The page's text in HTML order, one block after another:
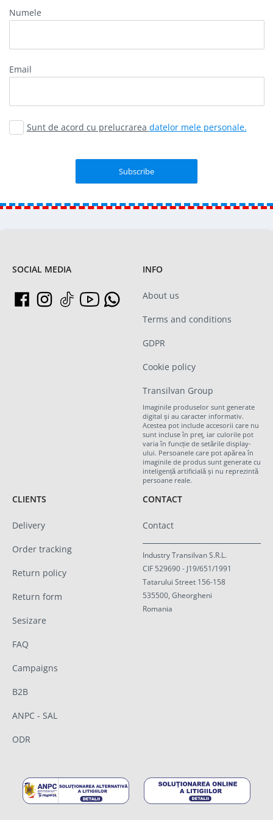
Numele
Email
Sunt de acord cu prelucrarea datelor mele personale.
SOCIAL MEDIA INFO
About us
Terms and conditions
GDPR
Cookie policy
Transilvan Group
Imaginile produselor sunt generate
digital și au caracter informativ.
Acestea pot include accesorii care nu
sunt incluse în preț, iar culorile pot
varia în funcție de setările display-
ului. Persoanele care pot apărea în
imaginile de produs sunt generate cu
inteligență artificială și nu reprezintă
persoane reale.
CLIENTS
Delivery
Order tracking
Return policy
Return form
Sesizare
FAQ
Campaigns
B2B
ANPC - SAL
ODR
CONTACT
Contact
Industry Transilvan S.R.L.
CIF 529690 - J19/651/1991
Tatarului Street 156-158
535500, Gheorgheni
Romania